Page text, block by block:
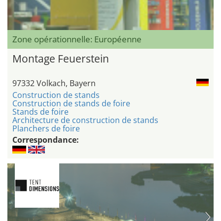
Zone opérationnelle: Européenne
Montage Feuerstein
97332 Volkach, Bayern
Construction de stands
Construction de stands de foire
Stands de foire
Architecture de construction de stands
Planchers de foire
Correspondance: